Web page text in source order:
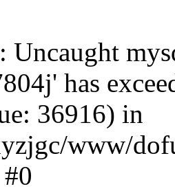
: Uncaught
has
36916) in
www/